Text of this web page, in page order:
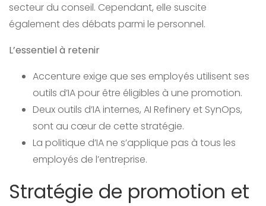
secteur du conseil. Cependant, elle suscite
également des débats parmi le personnel.
L’essentiel à retenir
Accenture exige que ses employés utilisent ses
outils d’IA pour être éligibles à une promotion.
Deux outils d’IA internes, AI Refinery et SynOps,
sont au cœur de cette stratégie.
La politique d’IA ne s’applique pas à tous les
employés de l’entreprise.
Stratégie de promotion et